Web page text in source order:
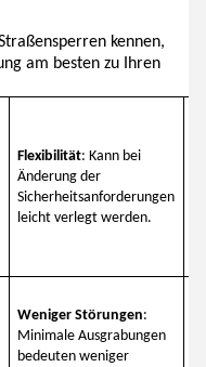
kennen,
am besten zu Ihren
Flexibilität: Kann bei
Änderung der
Sicherheitsanforderungen
leicht verlegt werden.
Weniger Störungen:
Minimale Ausgrabungen
bedeuten weniger